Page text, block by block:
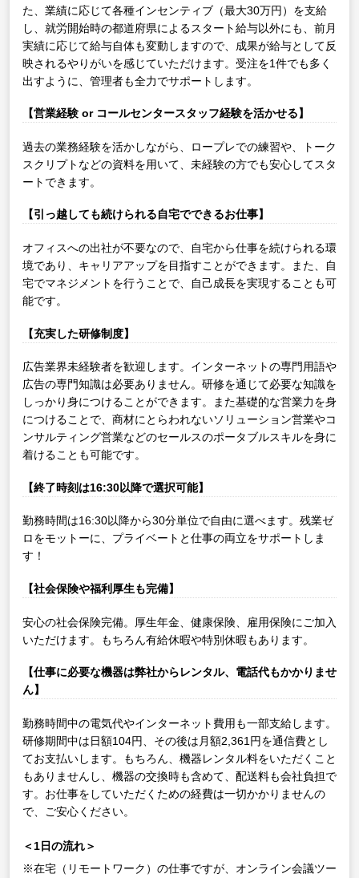
た、業績に応じて各種インセンティブ（最大30万円）を支給
し、就労開始時の都道府県によるスタート給与以外にも、前月
実績に応じて給与自体も変動しますので、成果が給与として反
映されるやりがいを感じていただけます。受注を1件でも多く
出すように、管理者も全力でサポートします。
【営業経験 or コールセンタースタッフ経験を活かせる】
過去の業務経験を活かしながら、ロープレでの練習や、トーク
スクリプトなどの資料を用いて、未経験の方でも安心してスタ
ートできます。
【引っ越しても続けられる自宅でできるお仕事】
オフィスへの出社が不要なので、自宅から仕事を続けられる環
境であり、キャリアアップを目指すことができます。また、自
宅でマネジメントを行うことで、自己成長を実現することも可
能です。
【充実した研修制度】
広告業界未経験者を歓迎します。インターネットの専門用語や
広告の専門知識は必要ありません。研修を通じて必要な知識を
しっかり身につけることができます。また基礎的な営業力を身
につけることで、商材にとらわれないソリューション営業やコ
ンサルティング営業などのセールスのポータブルスキルを身に
着けることも可能です。
【終了時刻は16:30以降で選択可能】
勤務時間は16:30以降から30分単位で自由に選べます。残業ゼ
ロをモットーに、プライベートと仕事の両立をサポートしま
す！
【社会保険や福利厚生も完備】
安心の社会保険完備。厚生年金、健康保険、雇用保険にご加入
いただけます。もちろん有給休暇や特別休暇もあります。
【仕事に必要な機器は弊社からレンタル、電話代もかかりませ
ん】
勤務時間中の電気代やインターネット費用も一部支給します。
研修期間中は日額104円、その後は月額2,361円を通信費とし
てお支払いします。もちろん、機器レンタル料をいただくこと
もありませんし、機器の交換時も含めて、配送料も会社負担で
す。お仕事をしていただくための経費は一切かかりませんの
で、ご安心ください。
＜1日の流れ＞
※在宅（リモートワーク）の仕事ですが、オンライン会議ツー